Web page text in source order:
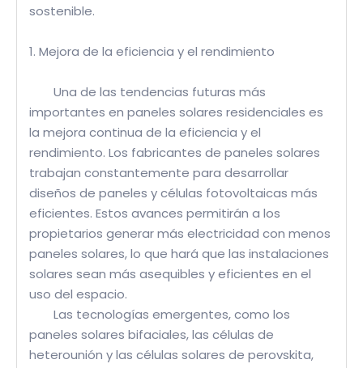
sostenible.
1. Mejora de la eficiencia y el rendimiento
Una de las tendencias futuras más
importantes en paneles solares residenciales es
la mejora continua de la eficiencia y el
rendimiento. Los fabricantes de paneles solares
trabajan constantemente para desarrollar
diseños de paneles y células fotovoltaicas más
eficientes. Estos avances permitirán a los
propietarios generar más electricidad con menos
paneles solares, lo que hará que las instalaciones
solares sean más asequibles y eficientes en el
uso del espacio.
Las tecnologías emergentes, como los
paneles solares bifaciales, las células de
heterounión y las células solares de perovskita,